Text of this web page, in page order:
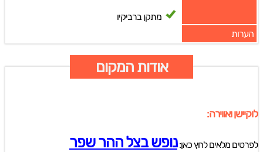
מתקן ברביקיו
הערות
אודות המקום
לוקיישן ואווירה:
לפרטים מלאים לחץ כאן:נופש בצל ההר שפר